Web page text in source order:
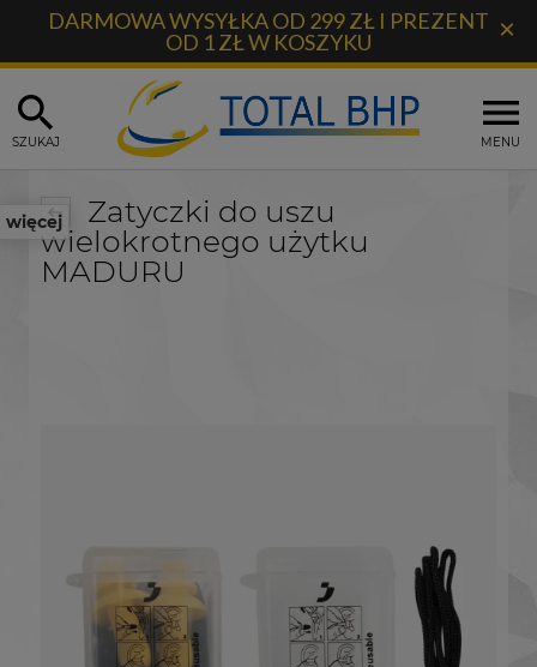
DARMOWA WYSYŁKA OD 299 ZŁ I PREZENT
OD 1 ZŁ W KOSZYKU
×
MENU
SZUKAJ
więcej
Zatyczki do uszu
wielokrotnego użytku
MADURU